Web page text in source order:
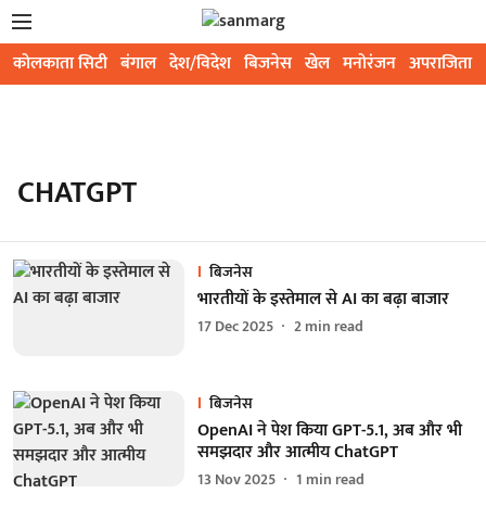
कोलकाता सिटी बंगाल देश/विदेश बिजनेस खेल मनोरंजन अपराजिता
CHATGPT
बिजनेस
भारतीयों के इस्तेमाल से AI का बढ़ा बाजार
17 Dec 2025 2min read
बिजनेस
OpenAI ने पेश किया GPT-5.1, अब और भी
समझदार और आत्मीय ChatGPT
13 Nov 2025 1 min read